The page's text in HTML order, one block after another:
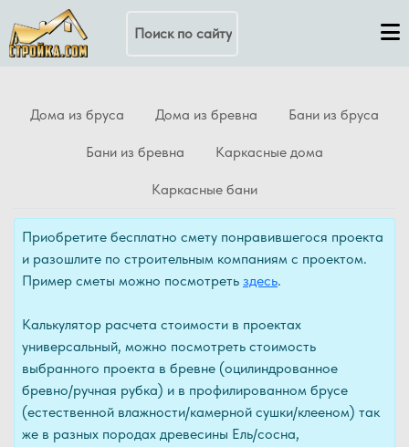
Дома из бруса Дома из бревна Бани из бруса
Бани из бревна Каркасные дома
Каркасные бани
Приобретите бесплатно смету понравившегося проекта
и разошлите по строительным компаниям с проектом.
Пример сметы можно посмотреть здесь.
Калькулятор расчета стоимости в проектах
универсальный, можно посмотреть стоимость
выбранного проекта в бревне (оцилиндрованное
бревно/ручная рубка) и в профилированном брусе
(естественной влажности/камерной сушки/клееном) так
же в разных породах древесины Ель/сосна,